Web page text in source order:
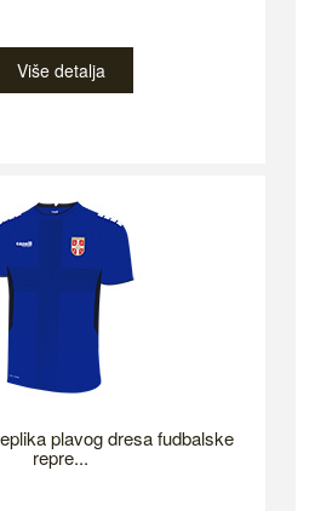
Više detalja
plavog dresa fudbalske
repre...